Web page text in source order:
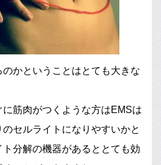
かということはとても大きな
筋肉がつくような方はEMSは
セルライトになりやすいかと
分解の機器があるととても効